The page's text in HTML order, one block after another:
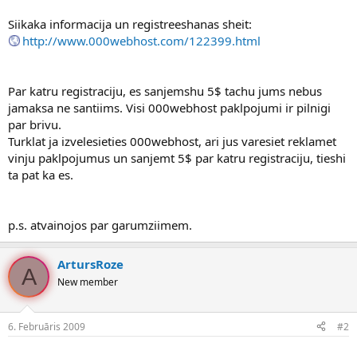
Siikaka informacija un registreeshanas sheit:
http://www.000webhost.com/122399.html
Par katru registraciju, es sanjemshu 5$ tachu jums nebus
jamaksa ne santiims. Visi 000webhost paklpojumi ir pilnigi
par brivu.
Turklat ja izvelesieties 000webhost, ari jus varesiet reklamet
vinju paklpojumus un sanjemt 5$ par katru registraciju, tieshi
ta pat ka es.
p.s. atvainojos par garumziimem.
A ArtursRoze
New member
6. Februāris 2009 #2